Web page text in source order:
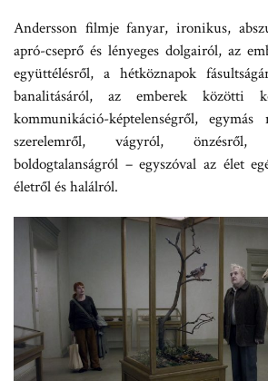
Andersson filmje fanyar, ironikus,
apró-cseprő és lényeges dolgairól, az
együttélésről, a hétköznapok
banalitásáról, az emberek közötti
kommunikáció-képtelenségről,
szerelemről, vágyról, önzésről,
boldogtalanságról – egyszóval az élet
életről és halálról.